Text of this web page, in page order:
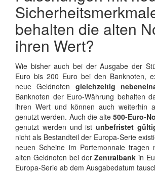
behalten die alten
ihren Wert?
Wie bisher auch bei der Ausgabe der
Euro bis 200 Euro bei den Banknoten,
neue Geldnoten gleichzeitig
Banknoten der Euro-Währung behalten
ihren Wert und können auch weiterhin
genutzt werden. Auch die alte500-Euro-
genutzt werden und ist unbefristet
nicht als Bestandteil der Europa-Serie
neuen Scheine im Portemonnaie tragen
alten Geldnoten bei derZentralbank in
Europa-Serie ab dem Ausgabedatum